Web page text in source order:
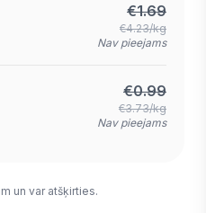
€1.69
€4.23/kg
Nav pieejams
€0.99
€3.73/kg
Nav pieejams
un var atšķirties.